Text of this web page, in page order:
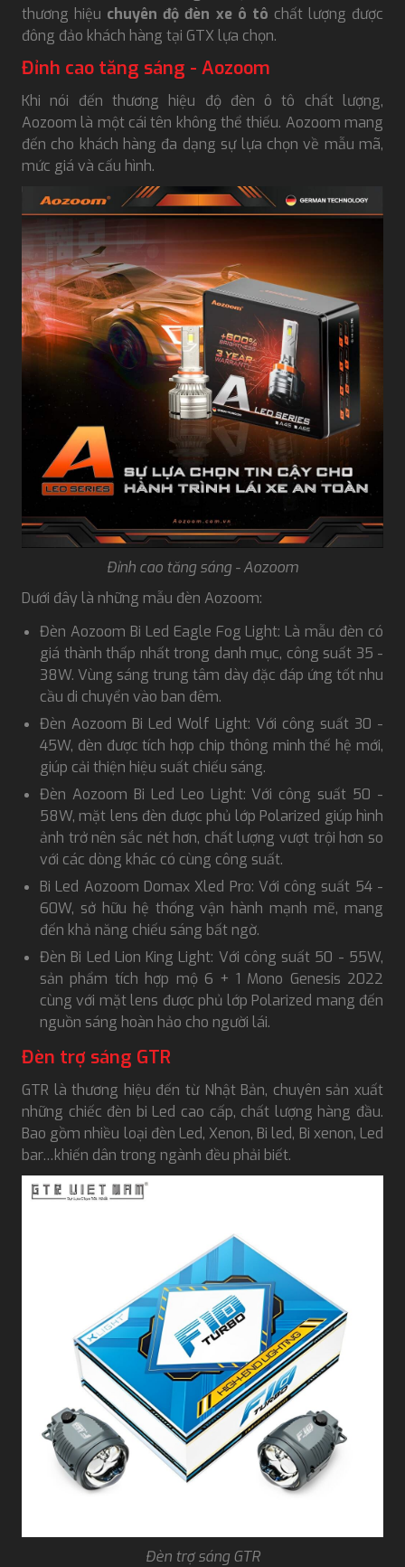
thương hiệu chuyên độ đèn xe ô tô chất lượng được
đông đảo khách hàng tại GTX lựa chọn.
Đỉnh cao tăng sáng - Aozoom
Khi nói đến thương hiệu độ đèn ô tô chất lượng,
Aozoom là một cái tên không thể thiếu. Aozoom mang
đến cho khách hàng đa dạng sự lựa chọn về mẫu mã,
mức giá và cấu hình.
Đỉnh cao tăng sáng - Aozoom
Dưới đây là những mẫu đèn Aozoom:
Đèn Aozoom Bi Led Eagle Fog Light: Là mẫu đèn có
giá thành thấp nhất trong danh mục, công suất 35 -
38W. Vùng sáng trung tâm dày đặc đáp ứng tốt nhu
cầu di chuyển vào ban đêm.
Đèn Aozoom Bi Led Wolf Light: Với công suất 30 -
45W, đèn được tích hợp chip thông minh thế hệ mới,
giúp cải thiện hiệu suất chiếu sáng.
Đèn Aozoom Bi Led Leo Light: Với công suất 50 -
58W, mặt lens đèn được phủ lớp Polarized giúp hình
ảnh trở nên sắc nét hơn, chất lượng vượt trội hơn so
với các dòng khác có cùng công suất.
Bi Led Aozoom Domax Xled Pro: Với công suất 54 -
60W, sở hữu hệ thống vận hành mạnh mẽ, mang
đến khả năng chiếu sáng bất ngờ.
Đèn Bi Led Lion King Light: Với công suất 50 - 55W,
sản phẩm tích hợp mộ 6 + 1 Mono Genesis 2022
cùng với mặt lens được phủ lớp Polarized mang đến
nguồn sáng hoàn hảo cho người lái.
Đèn trợ sáng GTR
GTR là thương hiệu đến từ Nhật Bản, chuyên sản xuất
những chiếc đèn bi Led cao cấp, chất lượng hàng đầu.
Bao gồm nhiều loại đèn Led, Xenon, Bi led, Bi xenon, Led
bar…khiến dân trong ngành đều phải biết.
Đèn trợ sáng GTR